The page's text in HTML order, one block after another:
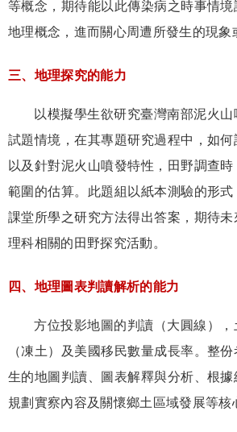
等概念，期待能以此傳染病之時事情
地理概念，進而關心周遭所發生的現象
三、地理探究的能力
以模擬學生欲研究臺灣南部泥火
試題情境，在其專題研究過程中，如何
以及針對泥火山噴發特性，田野調查
範圍的估算。此題組以紙本測驗的形式
課堂所學之研究方法得出答案，期待
理科相關的田野探究活動。
四、地理圖表判讀解析的能力
方位投影地圖的判讀（大圓線）
（凍土）及美國移民數量成長率。整
生的地圖判讀、圖表解釋與分析、根據
規劃實察內容及關懷鄉土區域發展等核